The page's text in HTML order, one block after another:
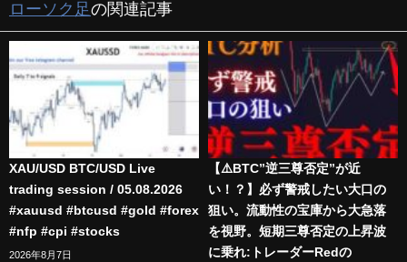
ローソク足の関連記事
XAU/USD BTC/USD Live
trading session / 05.08.2026
#xauusd #btcusd #gold #forex
#nfp #cpi #stocks
2026年8月7日
【⚠️BTC”逆三尊否定”が近
い！？】必ず警戒したい大口の
狙い。流動性の宝庫から大急落
を視野。短期三尊否定の上昇波
に乗れ:トレーダーRedの